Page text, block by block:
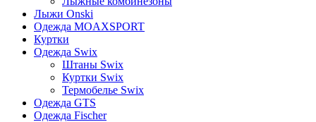
Лыжи Onski
Одежда MOAXSPORT
Куртки
Одежда Swix
Штаны Swix
Куртки Swix
Термобелье Swix
Одежда GTS
Одежда Fischer